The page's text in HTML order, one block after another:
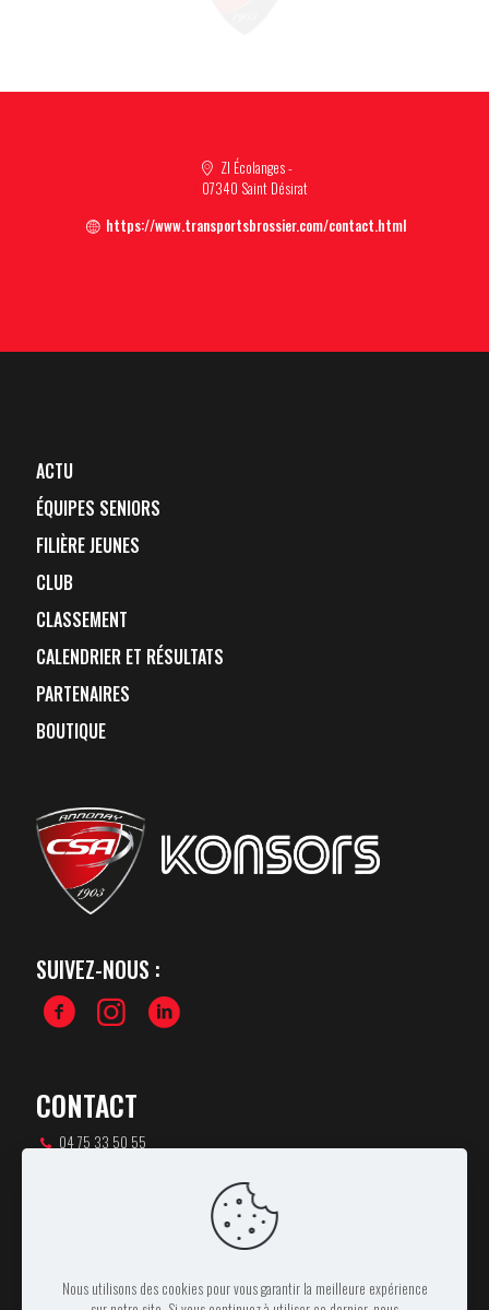
ZI Écolanges -
07340 Saint Désirat
https://www.transportsbrossier.com/contact.html
ACTU
ÉQUIPES SENIORS
FILIÈRE JEUNES
CLUB
CLASSEMENT
CALENDRIER ET RÉSULTATS
PARTENAIRES
BOUTIQUE
SUIVEZ-NOUS :
CONTACT
04 75 33 50 55
Nous utilisons des cookies pour vous garantir la meilleure expérience